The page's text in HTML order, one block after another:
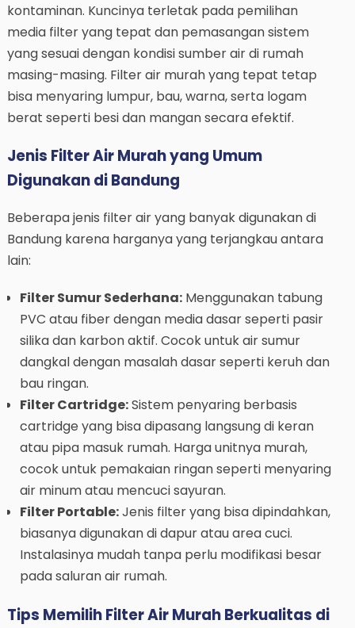
kontaminan. Kuncinya terletak pada pemilihan
media filter yang tepat dan pemasangan sistem
yang sesuai dengan kondisi sumber air di rumah
masing-masing. Filter air murah yang tepat tetap
bisa menyaring lumpur, bau, warna, serta logam
berat seperti besi dan mangan secara efektif.
Jenis Filter Air Murah yang Umum
Digunakan di Bandung
Beberapa jenis filter air yang banyak digunakan di
Bandung karena harganya yang terjangkau antara
lain:
Filter Sumur Sederhana:Menggunakan tabung
PVC atau fiber dengan media dasar seperti pasir
silika dan karbon aktif. Cocok untuk air sumur
dangkal dengan masalah dasar seperti keruh dan
bau ringan.
Filter Cartridge:Sistem penyaring berbasis
cartridge yang bisa dipasang langsung di keran
atau pipa masuk rumah. Harga unitnya murah,
cocok untuk pemakaian ringan seperti menyaring
air minum atau mencuci sayuran.
Filter Portable:Jenis filter yang bisa dipindahkan,
biasanya digunakan di dapur atau area cuci.
Instalasinya mudah tanpa perlu modifikasi besar
pada saluran air rumah.
Tips Memilih Filter Air Murah Berkualitas di